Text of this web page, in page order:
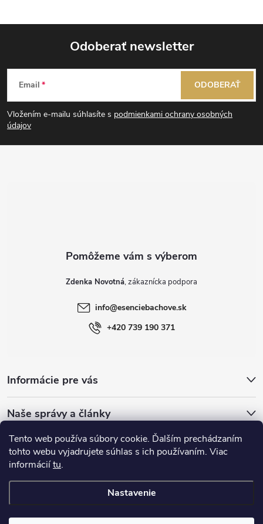
Tento web používa súbory cookie. Ďalším prechádzaním
tohto webu vyjadrujete súhlas s ich používaním. Viac
informáciítu.
Nastavenie
v
y
v
Z
á
p
Odoberať newsletter
Email
Vložením e-mailu súhlasíte s podmienkami ochrany osobných
údajov
ODOBERAŤ
Informácie pre vás
Naše správy a články
Zdenka Novotná
info@esenciebachove.sk
+420 739 190 371
Esence Bachovy.com Bachovykapky
Copyright 2026Esenciebachove. Všetky práva vyhradené.